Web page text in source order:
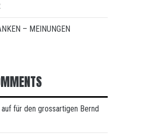
– MEINUNGEN
auf für den grossartigen Bernd